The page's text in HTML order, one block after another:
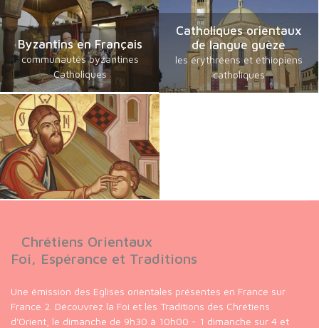
Byzantins en Français
communautés byzantines
Catholiques
Catholiques orientaux
de langue guèze
les érythréens et éthiopiens
catholiques
Chrétiens Orientaux
Foi, Espérance et Traditions
Une émission des Eglises orientales présentes en France sur
France 2. Découvrez la Foi et les Traditions des Chrétiens
d'Orient, le dimanche de 9h30 à 10h00 - 1 dimanche sur 4 et